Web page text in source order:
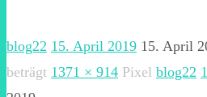
blog22 15. April 2019 15. April
beträgt 1371 × 914 Pixel blog22